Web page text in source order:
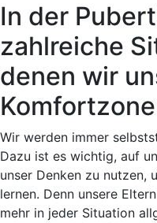
In der
zahlreiche
denen wir
Wir werden immer
Dazu ist es wichtig, auf
unser Denken zu nutzen,
lernen. Denn unsere
mehr in jeder Situation